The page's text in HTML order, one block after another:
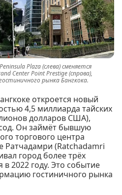
Plaza (слева) сменяется
Center Point Prestige (справа),
рынка Бангкока.
откроется новый
4,5 миллиарда тайских
долларов США),
Он займёт бывшую
торгового центра
Ратчадамри (Ratchadamri
город более трёх
в 2022 году. Это событие
гостиничного рынка